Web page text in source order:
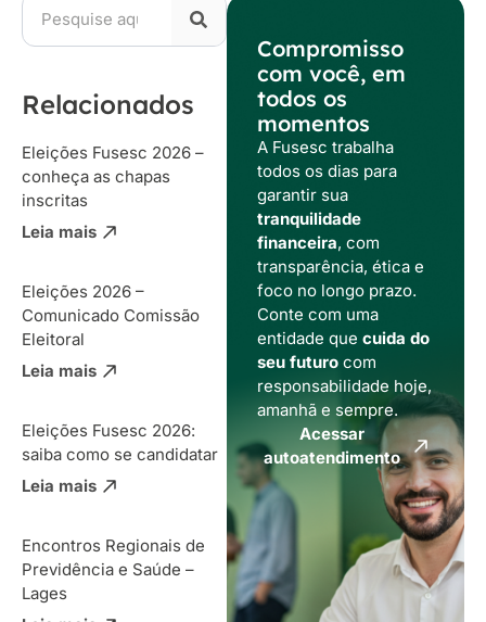
Relacionados
Eleições Fusesc 2026 –
conheça as chapas
inscritas
Leia mais
Eleições 2026 –
Comunicado Comissão
Eleitoral
Leia mais
Eleições Fusesc 2026:
saiba como se candidatar
Leia mais
Encontros Regionais de
Previdência e Saúde –
Lages
Compromisso
com você, em
todos os
momentos
A Fusesc trabalha
todos os dias para
garantir sua
tranquilidade
financeira, com
transparência, ética e
foco no longo prazo.
Conte com uma
entidade que cuida do
seu futurocom
responsabilidade hoje,
amanhã e sempre.
Acessar
autoatendimento